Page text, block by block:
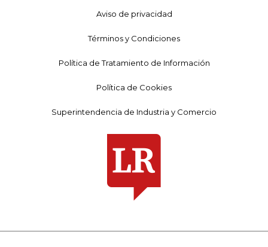
Aviso de privacidad
Términos y Condiciones
Política de Tratamiento de Información
Política de Cookies
Superintendencia de Industria y Comercio